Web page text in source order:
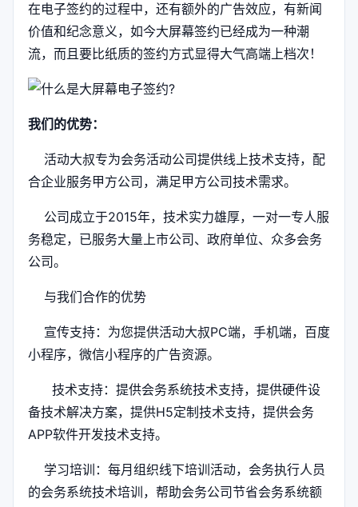
在电子签约的过程中，还有额外的广告效应，有新闻
价值和纪念意义，如今大屏幕签约已经成为一种潮
流，而且要比纸质的签约方式显得大气高端上档次！
我们的优势：
活动大叔专为会务活动公司提供线上技术支持，配
合企业服务甲方公司，满足甲方公司技术需求。
公司成立于2015年，技术实力雄厚，一对一专人服
务稳定，已服务大量上市公司、政府单位、众多会务
公司。
与我们合作的优势
宣传支持：为您提供活动大叔PC端，手机端，百度
小程序，微信小程序的广告资源。
技术支持：提供会务系统技术支持，提供硬件设
备技术解决方案，提供H5定制技术支持，提供会务
APP软件开发技术支持。
学习培训：每月组织线下培训活动，会务执行人员
的会务系统技术培训，帮助会务公司节省会务系统额